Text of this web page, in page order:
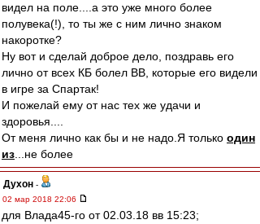
видел на поле....а это уже много более
полувека(!), то ты же с ним лично знаком
накоротке?
Ну вот и сделай доброе дело, поздравь его
лично от всех КБ болел ВВ, которые его видели
в игре за Спартак!
И пожелай ему от нас тех же удачи и
здоровья....
От меня лично как бы и не надо.Я только один
из ...не более
Духон -
02 мар 2018 22:06
для Влада45-го от 02.03.18 вв 15:23;